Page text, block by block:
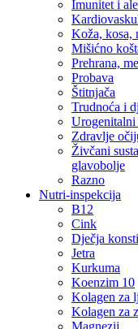
Imunitet i
Koža, kosa,
Mišićno
Prehrana,
Probava
Štitnjača
Trudnoća i
Urogenitalni
Zdravlje
Živčani
glavobolje
Razno
Nutri-inspekcija
B12
Cink
Dječja
Jetra
Kurkuma
Koenzim 10
Kolagen za
Kolagen za
Magnezij